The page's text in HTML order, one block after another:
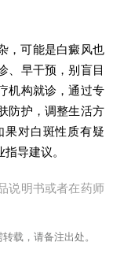
，可能是白癜风也
、早干预，别盲目
机构就诊，通过专
防护，调整生活方
果对白斑性质有疑
导建议。
说明书或者在药师
载，请备注出处。